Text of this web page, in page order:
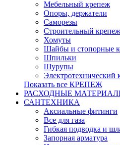
Мебельный крепеж
Опоры, держатели
Саморезы
Строительный крепеж
Хомуты
Шайбы и стопорные
Шпильки
Шурупы
Электротехнический
Показать все КРЕПЕЖ
РАСХОДНЫЕ
САНТЕХНИКА
Аксиальные фитинги
Все для газа
Гибкая подводка и
Запорная арматура